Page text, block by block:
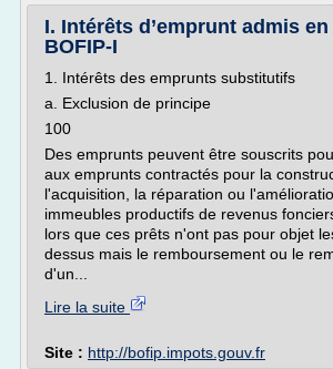
I. Intérêts d’emprunt admis
BOFIP-I
1. Intérêts des emprunts substitutifs
a. Exclusion de principe
100
Des emprunts peuvent être souscrits
aux emprunts contractés pour la
l'acquisition, la réparation ou
immeubles productifs de revenus
lors que ces prêts n'ont pas pour objet
dessus mais le remboursement ou le
d'un...
Lire la suite
Site : http://bofip.impots.gouv.fr